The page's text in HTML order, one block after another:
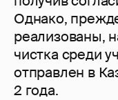
Однако,
реализованы,
чистка среди
отправлен в
2 года.